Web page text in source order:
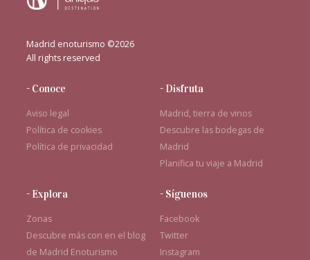
Madrid enoturismo ©2026
All rights reserved
- Conoce
Aviso legal
Política de cookies
Política de privacidad
- Disfruta
Madrid, tierra de vinos
Descubre las bodegas de
Madrid
Planifica tu viaje a Madrid
- Explora
Zonas
Descubre más con en el blog
de Madrid Enoturismo
- Síguenos
Facebook
Twitter
Instagram